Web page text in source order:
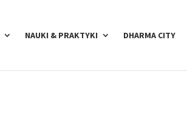
NAUKI & PRAKTYKI DHARMA CITY